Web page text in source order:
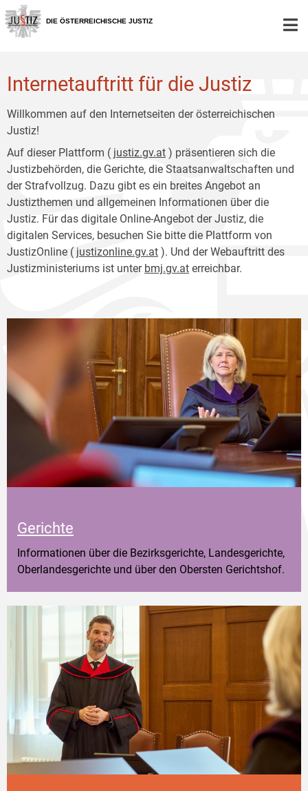
Zur
Hauptnavigation
[1]
Zum
Inhalt
[2]
DIE ÖSTERREICHISCHE JUSTIZ
Internetauftritt für die Justiz
Willkommen auf den Internetseiten der österreichischen
Justiz!
Auf dieser Plattform ( justiz.gv.at ) präsentieren sich die
Justizbehörden, die Gerichte, die Staatsanwaltschaften und
der Strafvollzug. Dazu gibt es ein breites Angebot an
Justizthemen und allgemeinen Informationen über die
Justiz. Für das digitale Online-Angebot der Justiz, die
digitalen Services, besuchen Sie bitte die Plattform von
JustizOnline ( justizonline.gv.at ). Und der Webauftritt des
Justizministeriums ist unter bmj.gv.at erreichbar.
Gerichte
Informationen über die Bezirksgerichte, Landesgerichte,
Oberlandesgerichte und über den Obersten Gerichtshof.